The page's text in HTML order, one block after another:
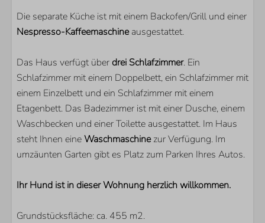
De Banjaard
SCHLAFZIMMER
Anzahl Einzelbetten: 1
Anzahl Doppelbetten: 1
Anzahl der Etagenbetten: 1
WOHNBEREICH
Flatscreen TV
Holzkamin
Die separate Küche ist mit einem Backofen/Grill und einer
Nespresso-Kaffeemaschineausgestattet.
Das Haus verfügt überdrei Schlafzimmer. Ein
Schlafzimmer mit einem Doppelbett, ein Schlafzimmer mit
einem Einzelbett und ein Schlafzimmer mit einem
Etagenbett. Das Badezimmer ist mit einer Dusche, einem
Waschbecken und einer Toilette ausgestattet. Im Haus
steht Ihnen eineWaschmaschinezur Verfügung. Im
umzäunten Garten gibt es Platz zum Parken Ihres Autos.
Ihr Hund ist in dieser Wohnung herzlich willkommen.
Grundstücksfläche: ca. 455 m2.